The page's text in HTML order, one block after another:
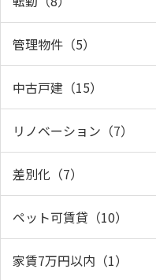
管理物件（5）
中古戸建（15）
リノベーション（7）
差別化（7）
ペット可賃貸（10）
家賃7万円以内（1）